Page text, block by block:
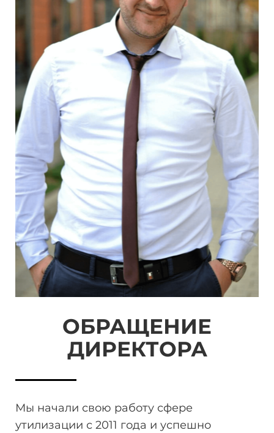
ОБРАЩЕНИЕ
ДИРЕКТОРА
Мы начали свою работу сфере
утилизации с 2011 года и успешно